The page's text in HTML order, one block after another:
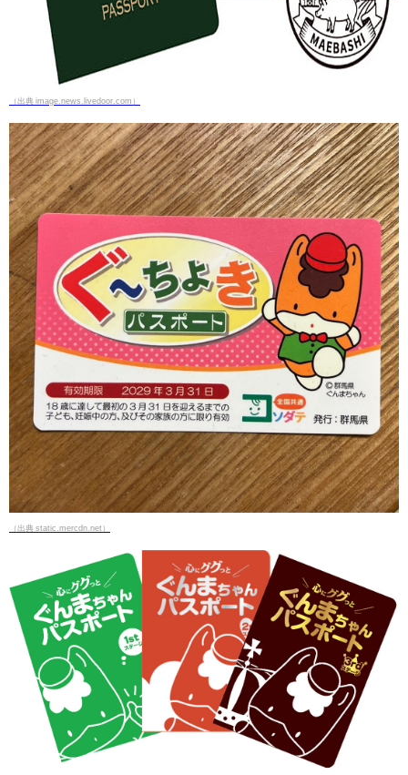
（出典 image.news.livedoor.com）
（出典 static.mercdn.net）